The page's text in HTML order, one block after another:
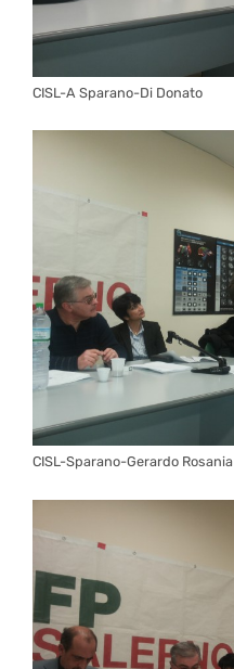
CISL-A Sparano-Di Donato
CISL-Sparano-Gerardo Rosania